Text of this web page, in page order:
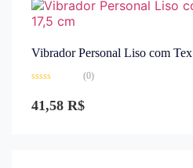
Vibrador Personal Liso com Tex
0
de
(0)
41,58 R$